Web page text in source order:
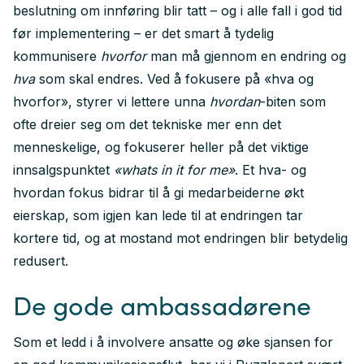
beslutning om innføring blir tatt – og i alle fall i god tid
før implementering – er det smart å tydelig
kommunisere hvorforman må gjennom en endring og
hvasom skal endres. Ved å fokusere på «hva og
hvorfor», styrer vi lettere unna hvordan-biten som
ofte dreier seg om det tekniske mer enn det
menneskelige, og fokuserer heller på det viktige
innsalgspunktet «whats in it for me». Et hva- og
hvordan fokus bidrar til å gi medarbeiderne økt
eierskap, som igjen kan lede til at endringen tar
kortere tid, og at mostand mot endringen blir betydelig
redusert.
De gode ambassadørene
Som et ledd i å involvere ansatte og øke sjansen for